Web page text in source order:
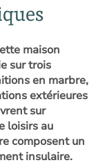
maison
sur trois
en marbre,
extérieures
sur
loisirs au
composent un
insulaire.